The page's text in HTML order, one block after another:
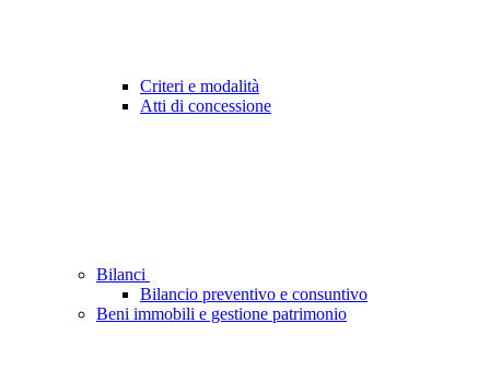
Criteri e modalità
Atti di concessione
Bilanci
Bilancio preventivo e consuntivo
Beni immobili e gestione patrimonio